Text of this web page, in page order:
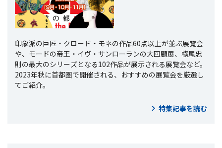
印象派の巨匠・クロード・モネの作品60点以上が並ぶ展覧会
や、モードの帝王・イヴ・サンローランの大回顧展、横尾忠
則の最大のシリーズとなる102作品が展示される展覧会など。
2023年秋に首都圏で開催される、おすすめの展覧会を厳選し
てご紹介。
特集記事を読む